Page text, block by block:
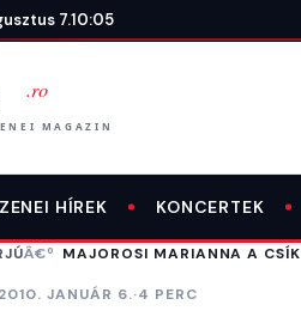
7.10:05
ZENEI HÍREK KONCERTEK
MAJOROSI MARIANNA A
2010. JANUÁR 6.·4 PERC